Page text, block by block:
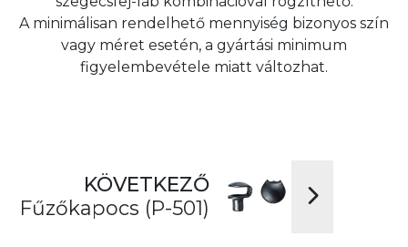
A minimálisan rendelhető mennyiség bizonyos szín
vagy méret esetén, a gyártási minimum
figyelembevétele miatt változhat.
KÖVETKEZŐ
Fűzőkapocs (P-501)